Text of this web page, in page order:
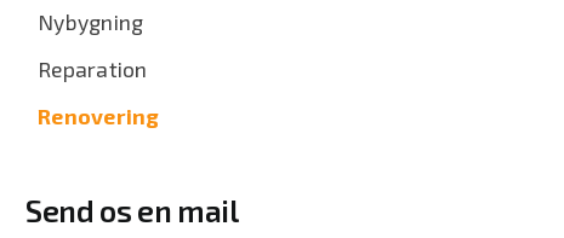
Nybygning
Reparation
Renovering
Send os en mail